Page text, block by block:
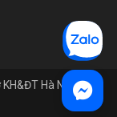
Hà Nội cấp